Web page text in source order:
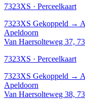
7323XS · Perceelkaart
7323XS Gekoppeld →
Apeldoorn
Van Haersolteweg 37,
7323XS · Perceelkaart
7323XS Gekoppeld →
Apeldoorn
Van Haersolteweg 38,